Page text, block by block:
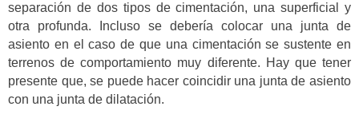
separación de dos tipos de cimentación, una superficial y
otra profunda. Incluso se debería colocar una junta de
asiento en el caso de que una cimentación se sustente en
terrenos de comportamiento muy diferente. Hay que tener
presente que, se puede hacer coincidir una junta de asiento
con una junta de dilatación.